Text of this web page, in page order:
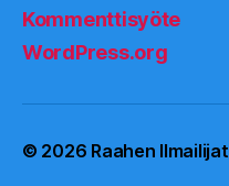
Kommenttisyöte
WordPress.org
© 2026 Raahen Ilmailijat